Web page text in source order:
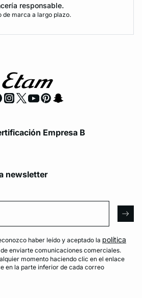
responsable.
de marca a largo plazo.
Empresa B
newsletter
haber leído y aceptado la política
de enviarte comunicaciones comerciales.
momento haciendo clic en el enlace
en la parte inferior de cada correo